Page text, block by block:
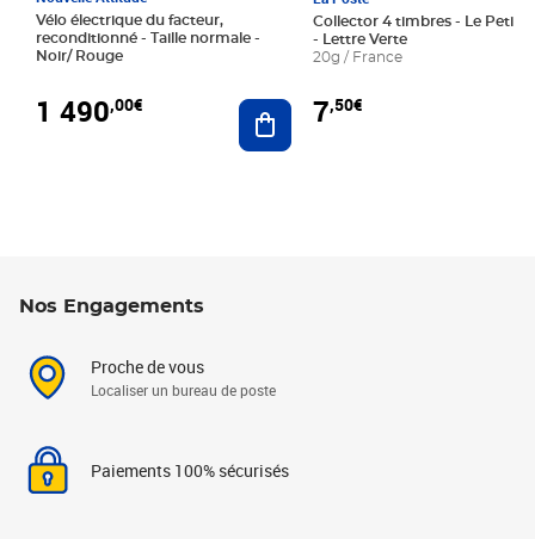
Vélo électrique du facteur,
reconditionné - Taille normale -
Noir/ Rouge
1 490,00€ Ajouter au panier
Collector 4 timbres - Le Petit
- Lettre Verte
20g / France
7,50€
Nos Engagements
Proche de vous
Localiser un bureau de poste
Paiements 100% sécurisés